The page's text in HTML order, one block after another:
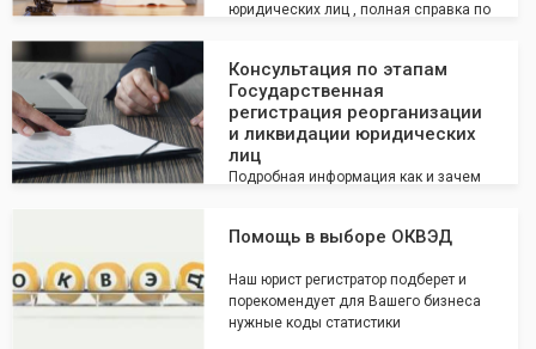
юридических лиц , полная справка по
Консультация по этапам
Государственная
регистрация реорганизации
и ликвидации юридических
лиц
Подробная информация как и зачем
юридических лиц
Помощь в выборе ОКВЭД
Наш юрист регистратор подберет и
порекомендует для Вашего бизнеса
нужные коды статистики